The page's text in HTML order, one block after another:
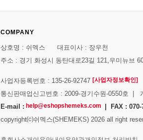
COMPANY
상호명 : 쉬멕스 대표이사 : 장우천
주소 : 경기 화성시 동탄대로23길 121,우미뉴브
사업자등록번호 : 135-26-92747 [사업자정보확인]
통신판매업신고번호 : 2009-경기수원-0550호 |
E-mail : help@eshopshemeks.com
| FAX : 070-
copyright⒞쉬멕스(SHEMEKS) 2026 all right